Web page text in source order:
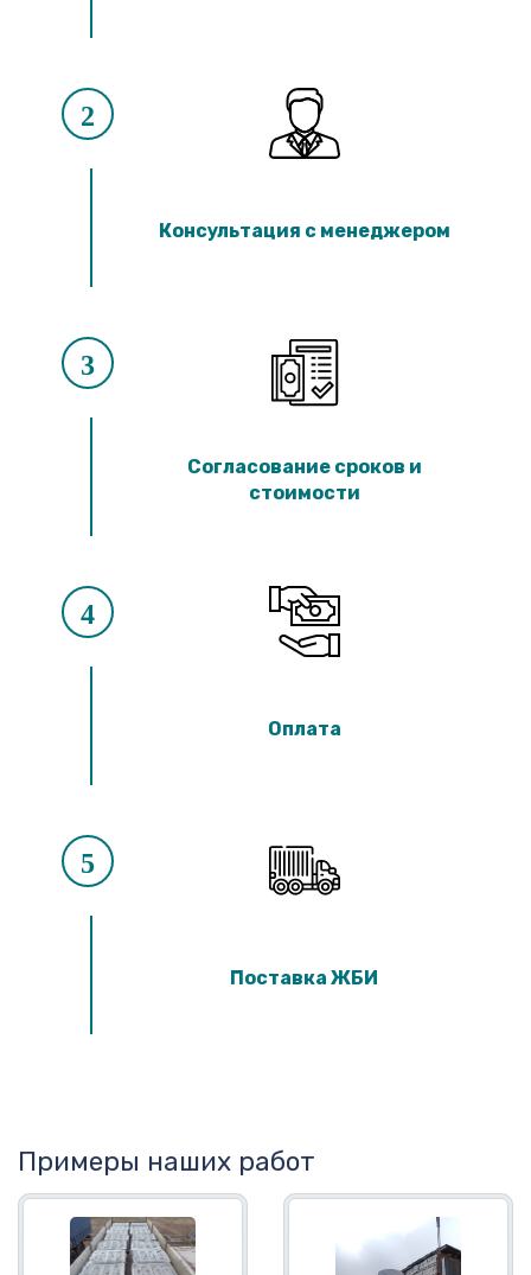
2
Консультация с менеджером
3
Согласование сроков и
стоимости
4
Оплата
5
Поставка ЖБИ
Примеры наших работ